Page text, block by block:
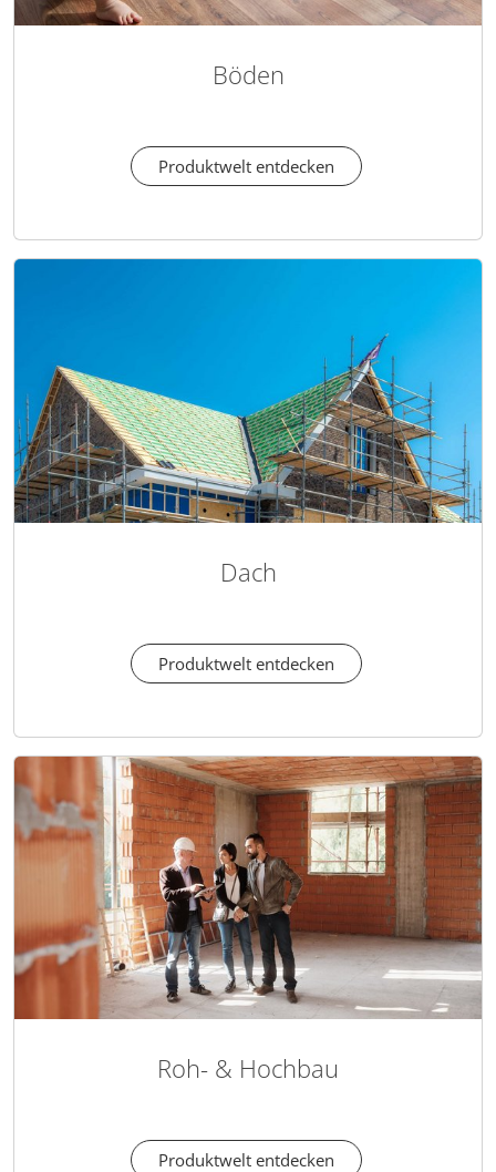
Böden
Produktwelt entdecken
Dach
Produktwelt entdecken
Roh- & Hochbau
Produktwelt entdecken